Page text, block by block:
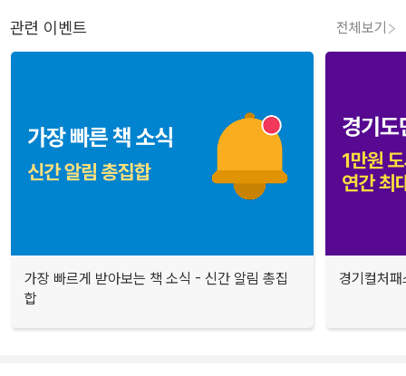
관련 이벤트 전체보기
가장 빠르게 받아보는 책 소식 - 신간 알림 총집
합
경기컬처